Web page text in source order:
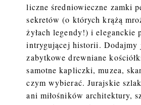
liczne średniowieczne zamki
sekretów (o których krążą
żyłach legendy!) i eleganckie
intrygującej historii. Dodajmy
zabytkowe drewniane
samotne kapliczki, muzea,
czym wybierać. Jurajskie
ani miłośników architektury,